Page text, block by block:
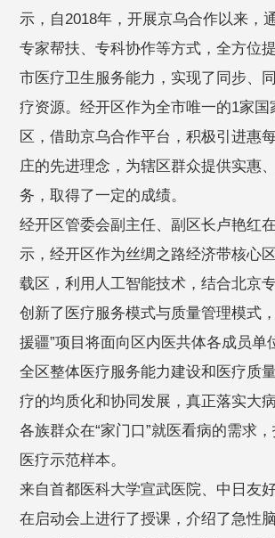
示，自2018年，开展京乌合作以来，
专家帮扶、专科协作等方式，全方位
市医疗卫生服务能力，实现了同步、
疗资源。经开区作为全市唯一的1家国
区，借助京乌合作平台，积极引进惠
庄的先进理念，为辖区群众提供实惠
务，取得了一定的成绩。
经开区管委会副主任、副区长卢艳红
示，经开区作为丝绸之路经济带核心
载区，利用人工智能技术，结合北京
创新了医疗服务模式与质量管理模式
援疆”项目将面向区内医共体各成员单
全区整体医疗服务能力建设和医疗质
疗的均质化和协同发展，真正落实大
各族群众在“家门口”就医看病的需求
医疗示范样本。
来自首都医科大学宣武医院、中日友
在启动会上进行了授课，介绍了急性